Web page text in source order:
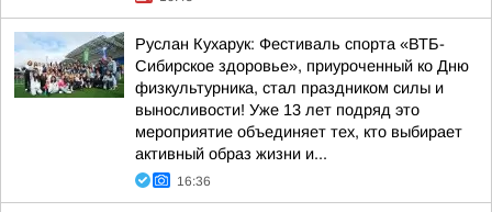
Руслан Кухарук: Фестиваль спорта «ВТБ-
Сибирское здоровье», приуроченный ко Дню
физкультурника, стал праздником силы и
выносливости! Уже 13 лет подряд это
мероприятие объединяет тех, кто выбирает
активный образ жизни и...
16:36